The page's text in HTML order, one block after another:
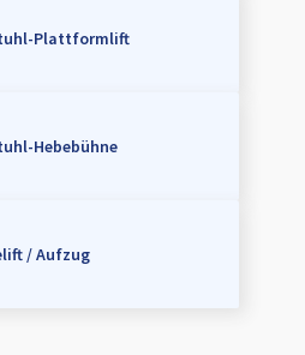
Plattformlift
Hebebühne
/ Aufzug